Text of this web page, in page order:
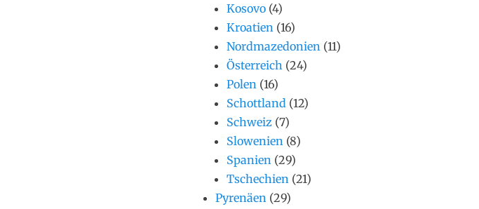
Kosovo (4)
Kroatien (16)
Nordmazedonien (11)
Österreich (24)
Polen (16)
Schottland (12)
Schweiz (7)
Slowenien (8)
Spanien (29)
Tschechien (21)
Pyrenäen (29)